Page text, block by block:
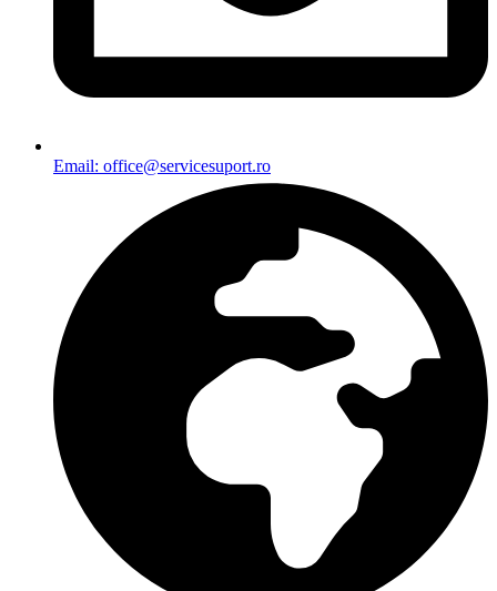
Email: office@servicesuport.ro